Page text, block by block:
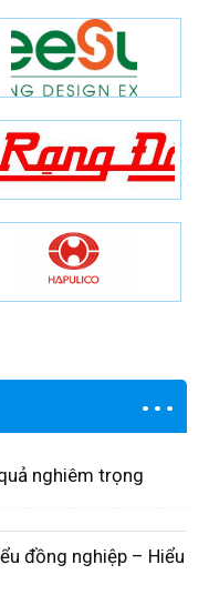
nghiêm trọng
đồng nghiệp – Hiểu